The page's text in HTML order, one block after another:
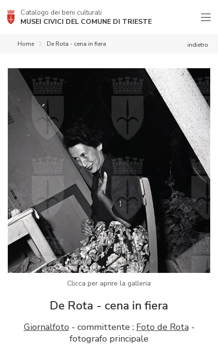
Catalogo dei beni culturali
MUSEI CIVICI DEL COMUNE DI TRIESTE
indietro
Home De Rota - cena in fiera
Clicca per aprire la galleria
De Rota - cena in fiera
Giornalfoto- committente ; Foto de Rota-
fotografo principale